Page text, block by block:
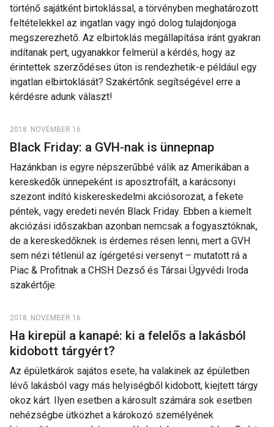
történő sajátként birtoklással, a törvényben meghatározott
feltételekkel az ingatlan vagy ingó dolog tulajdonjoga
megszerezhető. Az elbirtoklás megállapítása iránt gyakran
indítanak pert, ugyanakkor felmerül a kérdés, hogy az
érintettek szerződéses úton is rendezhetik-e például egy
ingatlan elbirtoklását? Szakértőnk segítségével erre a
kérdésre adunk választ!
2018. NOVEMBER 16.
Black Friday: a GVH-nak is ünnepnap
Hazánkban is egyre népszerűbbé válik az Amerikában a
kereskedők ünnepeként is aposztrofált, a karácsonyi
szezont indító kiskereskedelmi akciósorozat, a fekete
péntek, vagy eredeti nevén Black Friday. Ebben a kiemelt
akciózási időszakban azonban nemcsak a fogyasztóknak,
de a kereskedőknek is érdemes résen lenni, mert a GVH
sem nézi tétlenül az ígérgetési versenyt – mutatott rá a
Piac & Profitnak a CHSH Dezső és Társai Ügyvédi Iroda
szakértője.
2018. NOVEMBER 16.
Ha kirepül a kanapé: ki a felelős a lakásból
kidobott tárgyért?
Az épületkárok sajátos esete, ha valakinek az épületben
lévő lakásból vagy más helyiségből kidobott, kiejtett tárgy
okoz kárt. Ilyen esetben a károsult számára sok esetben
nehézségbe ütközhet a károkozó személyének